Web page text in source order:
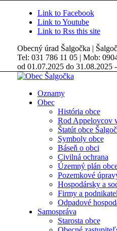
Link to Facebook
Link to Youtube
Link to Rss this site
Obecný úrad Šalgočka |
Tel: 031 786 11 05 | Mob:
od 01.07.2025 do 31.08.2025
Oznamy
Obec
História obce
Rod Appelovcov
Štatút obce
Symboly obce
Báseň o obci
Civilná ochrana
Územný plán
Pozemkové
Hospodársky a
Firmy a
Odpadové
Samospráva
Starosta obce